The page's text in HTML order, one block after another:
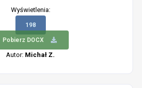
Wyświetlenia:
198
Pobierz DOCX
Autor: Michał Z.